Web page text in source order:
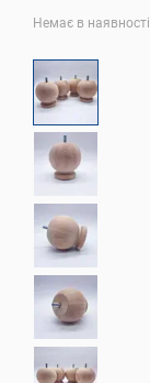
Немає в наявності